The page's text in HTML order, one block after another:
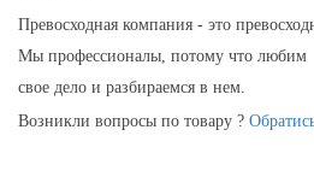
Превосходная компания - это
Мы профессионалы, потому что любим
свое дело и разбираемся в нем.
Возникли вопросы по товару ?